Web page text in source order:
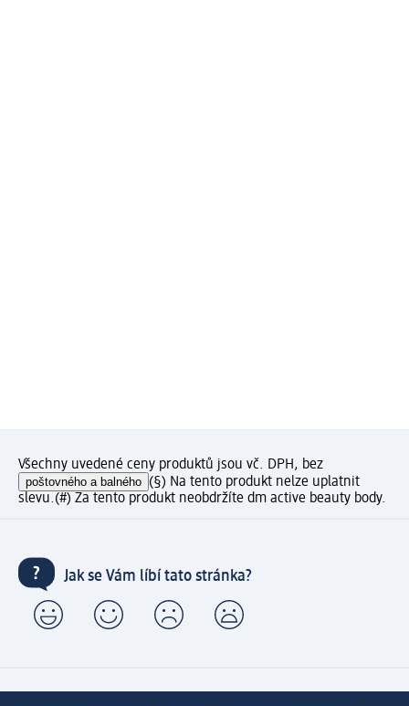
Všechny uvedené ceny produktů jsou vč. DPH, bez
poštovného a balného (§) Na tento produkt nelze uplatnit
slevu.(#) Za tento produkt neobdržíte dm active beauty body.
Jak se Vám líbí tato stránka?